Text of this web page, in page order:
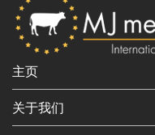
o
主页
关于我们